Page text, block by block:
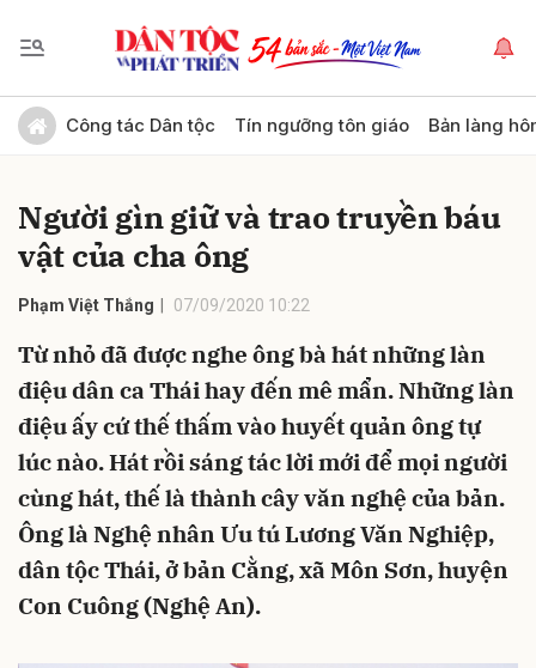
Công tác Dân tộc Tín ngưỡng tôn giáo Bản làng
Người gìn giữ và trao truyền báu
vật của cha ông
Phạm Việt Thắng 07/09/2020 10:22
Từ nhỏ đã được nghe ông bà hát những làn
điệu dân ca Thái hay đến mê mẩn. Những làn
điệu ấy cứ thế thấm vào huyết quản ông tự
lúc nào. Hát rồi sáng tác lời mới để mọi người
cùng hát, thế là thành cây văn nghệ của bản.
Ông là Nghệ nhân Ưu tú Lương Văn Nghiệp,
dân tộc Thái, ở bản Cằng, xã Môn Sơn, huyện
Con Cuông (Nghệ An).
Gửi bình luận
Hủy Gửi